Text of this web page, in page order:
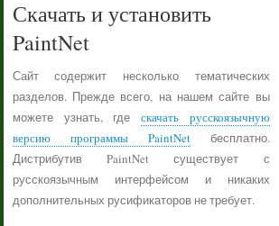
Скачать и установить
PaintNet
Сайт содержит несколько тематических
разделов. Прежде всего, на нашем сайте вы
можете узнать, где скачать русскоязычную
версию программы PaintNetбесплатно.
Дистрибутив PaintNet существует с
русскоязычным интерфейсом и никаких
дополнительных русификаторов не требует.